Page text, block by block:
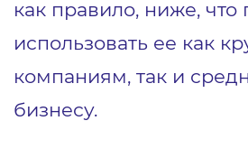
как правило, ниже, что
использовать ее как
компаниям, так и
бизнесу.